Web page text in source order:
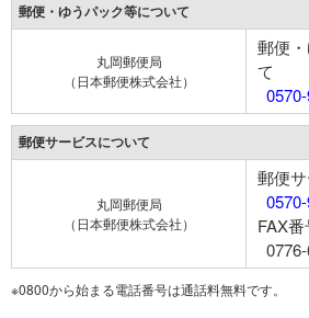
郵便・ゆうパック等について
丸岡郵便局
（日本郵便株式会社）
郵便
て
郵便サービスについて
丸岡郵便局
（日本郵便株式会社）
郵便
FAX番
※0800から始まる電話番号は通話料無料です。